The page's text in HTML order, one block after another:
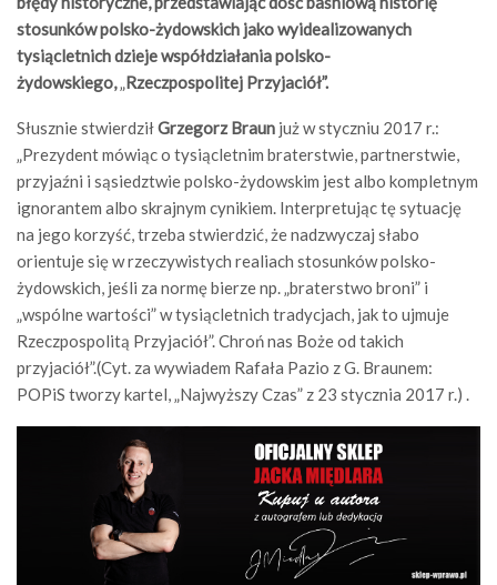
stosunków polsko-żydowskich jako wyidealizowanych
tysiącletnich dzieje współdziałania polsko-
żydowskiego,„Rzeczpospolitej Przyjaciół”.
Słusznie stwierdziłGrzegorz Braun już w styczniu 2017 r.:
„Prezydent mówiąc o tysiącletnim braterstwie, partnerstwie,
przyjaźni i sąsiedztwie polsko-żydowskim jest albo kompletnym
ignorantem albo skrajnym cynikiem. Interpretując tę sytuację
na jego korzyść, trzeba stwierdzić, że nadzwyczaj słabo
orientuje się w rzeczywistych realiach stosunków polsko-
żydowskich, jeśli za normę bierze np. „braterstwo broni” i
„wspólne wartości” w tysiącletnich tradycjach, jak to ujmuje
Rzeczpospolitą Przyjaciół”. Chroń nas Boże od takich
przyjaciół”.(Cyt. za wywiadem Rafała Pazio z G. Braunem:
POPiS tworzy kartel, „Najwyższy Czas” z 23 stycznia 2017 r.) .